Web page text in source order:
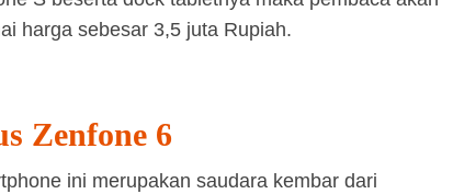
harga sebesar 3,5 juta Rupiah.
Zenfone 6
ini merupakan saudara kembar dari